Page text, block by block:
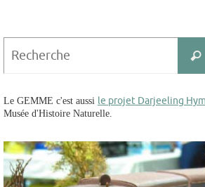
Le GEMME c'est aussi le projet Darjeeling
Musée d'Histoire Naturelle.